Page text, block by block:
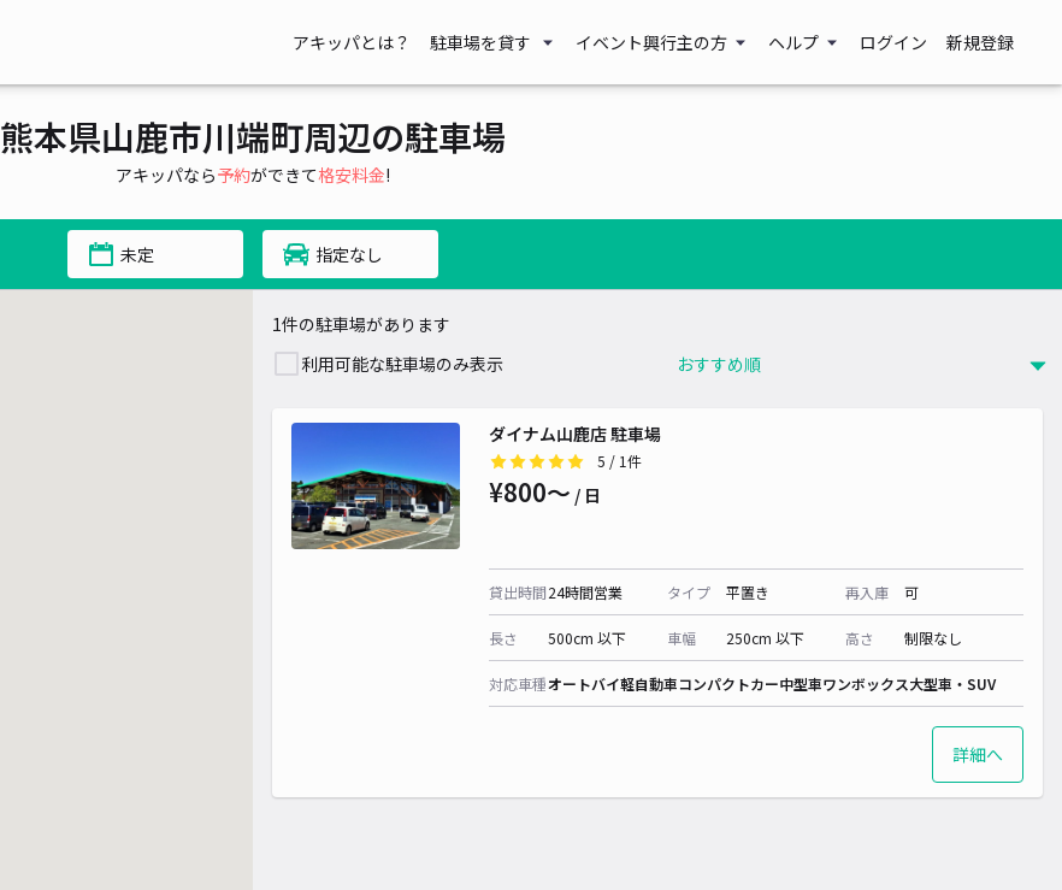
アキッパとは？ 駐車場を貸す イベント興行主の方 ヘルプ ログイン 新規登録
熊本県山鹿市川端町周辺の駐車場
アキッパなら予約ができて格安料金!
未定 指定なし
1件の駐車場があります
利用可能な駐車場のみ表示
ダイナム山鹿店 駐車場
5 / 1件
¥800〜 / 日
貸出時間24時間営業 タイプ 平置き 再入庫 可
長さ 500cm 以下 車幅 250cm 以下 高さ 制限なし
対応車種オートバイ軽自動車コンパクトカー中型車ワンボックス大型車・SUV
詳細へ